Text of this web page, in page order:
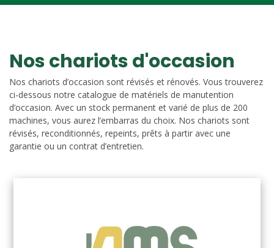
Nos chariots d'occasion
Nos chariots d’occasion sont révisés et rénovés. Vous trouverez
ci-dessous notre catalogue de matériels de manutention
d’occasion. Avec un stock permanent et varié de plus de 200
machines, vous aurez l’embarras du choix. Nos chariots sont
révisés, reconditionnés, repeints, prêts à partir avec une
garantie ou un contrat d’entretien.